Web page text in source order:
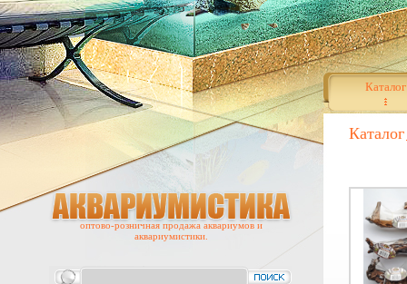
Каталог
Каталог
оптово-розничная продажа аквариумов и
аквариумистики.